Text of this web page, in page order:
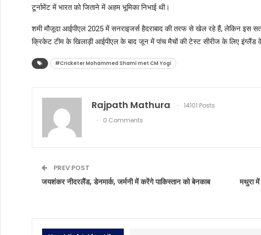
टूर्नामेंट में भारत को जिताने में अहम भूमिका निभाई थी।
शमी मौजूदा आईपीएल 2025 में सनराइजर्स हैदराबाद की तरफ से खेल रहे हैं, लेकिन इस
क्रिकेट टीम के खिलाड़ी आईपीएल के बाद जून में पांच मैचों की टेस्ट सीरीज के लिए इंग्लैंड
#Cricketer Mohammed Shami met CM Yogi
Rajpath Mathura
14101 Posts
0 Comments
PREV POST
जयशंकर नीदरलैंड, डेनमार्क, जर्मनी में करेंगे पाकिस्तान को बेनकाब
मथुरा